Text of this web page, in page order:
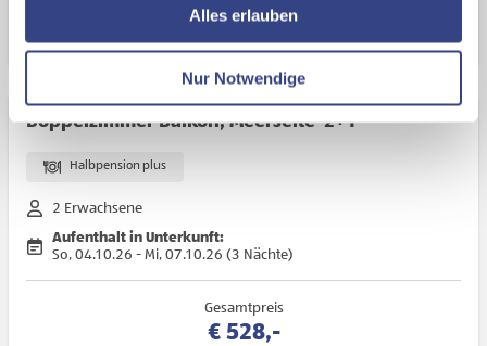
ermöglichen, dabei kommt es auch zu Übermittlungen
Ihrer Daten an US-Drittanbieter.
Webseiten zu.
Alles erlauben
Nur Notwendige
Bei uns nur noch 1zu diesem Preisverfügbar
Doppelzimmer Balkon, Meerseite '2+1'
Halbpension plus
2 Erwachsene
Aufenthalt in Unterkunft:
So, 04.10.26 - Mi, 07.10.26 (3 Nächte)
Gesamtpreis
€ 528,-